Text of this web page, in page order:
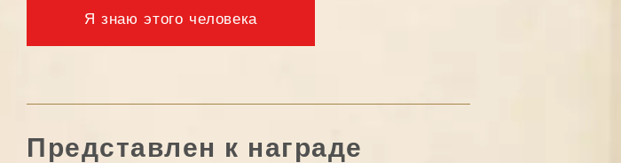
Я знаю этого человека
Представлен к награде